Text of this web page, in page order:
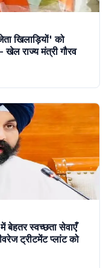
खिलाड़ियों' को
खेल राज्य मंत्री गौरव
बेहतर स्वच्छता सेवाएँ
ट्रीटमेंट प्लांट को